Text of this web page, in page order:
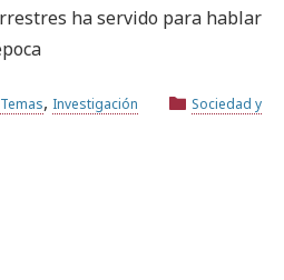
ha servido para hablar
Temas, Investigación
Sociedad y